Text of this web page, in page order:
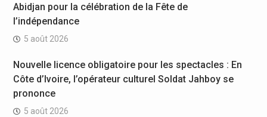
Abidjan pour la célébration de la Fête de
l’indépendance
5 août 2026
Nouvelle licence obligatoire pour les spectacles : En
Côte d’Ivoire, l’opérateur culturel Soldat Jahboy se
prononce
5 août 2026